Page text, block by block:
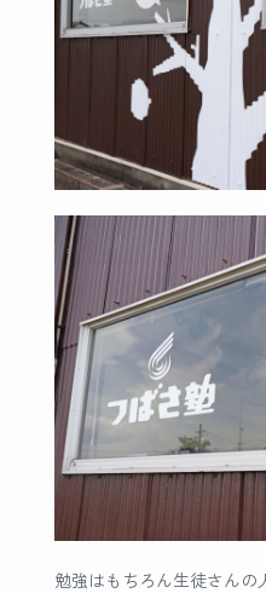
勉強はもちろん生徒さんの